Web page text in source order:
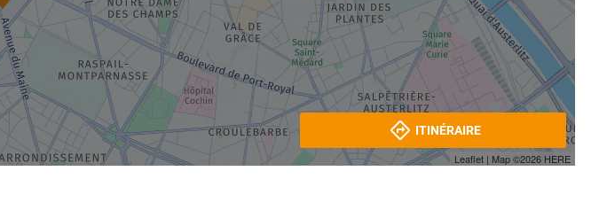
Leaflet | Map ©2026 HERE
ITINÉRAIRE